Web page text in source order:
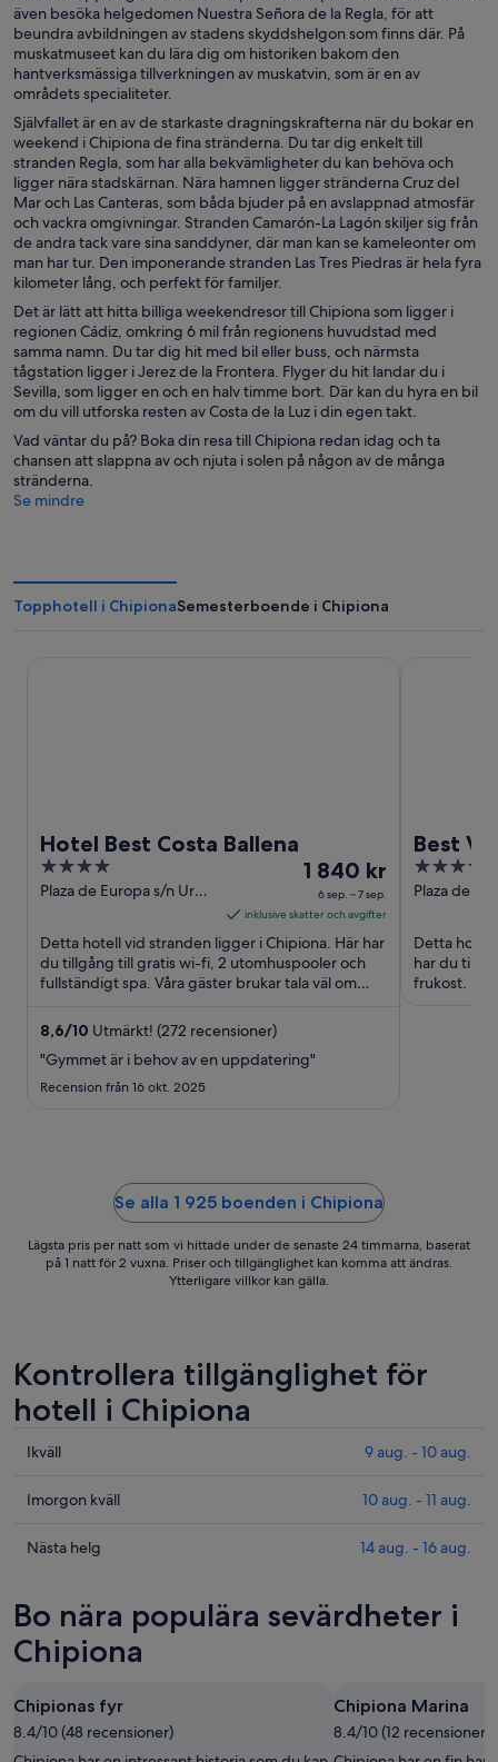
även besöka helgedomen Nuestra Señora de la Regla, för att
beundra avbildningen av stadens skyddshelgon som finns där. På
muskatmuseet kan du lära dig om historiken bakom den
hantverksmässiga tillverkningen av muskatvin, som är en av
områdets specialiteter.
Självfallet är en av de starkaste dragningskrafterna när du bokar en
weekend i Chipiona de fina stränderna. Du tar dig enkelt till
stranden Regla, som har alla bekvämligheter du kan behöva och
ligger nära stadskärnan. Nära hamnen ligger stränderna Cruz del
Mar och Las Canteras, som båda bjuder på en avslappnad atmosfär
och vackra omgivningar. Stranden Camarón-La Lagón skiljer sig från
de andra tack vare sina sanddyner, där man kan se kameleonter om
man har tur. Den imponerande stranden Las Tres Piedras är hela fyra
kilometer lång, och perfekt för familjer.
Det är lätt att hitta billiga weekendresor till Chipiona som ligger i
regionen Cádiz, omkring 6 mil från regionens huvudstad med
samma namn. Du tar dig hit med bil eller buss, och närmsta
tågstation ligger i Jerez de la Frontera. Flyger du hit landar du i
Sevilla, som ligger en och en halv timme bort. Där kan du hyra en bil
om du vill utforska resten av Costa de la Luz i din egen takt.
Vad väntar du på? Boka din resa till Chipiona redan idag och ta
chansen att slappna av och njuta i solen på någon av de många
stränderna.
Se mindre
Topphotell i ChipionaSemesterboende i Chipiona
Hotel Best Costa Ballena
4
out
5
Plaza de Europa s/n Urb.
Priset
1 840 kr
per
natt
mellan
och
1 840 kr
6 sep. – 7 sep.
inklusive skatter och avgifter
Detta hotell vid stranden ligger i Chipiona. Här har
du tillgång till gratis wi-fi, 2 utomhuspooler och
fullständigt spa. Våra gäster brukar tala väl om
8,6/10 Utmärkt! (272 recensioner)
"Gymmet är i behov av en uppdatering"
Recension från 16 okt. 2025
Best
4
out
5
Plaza de
Detta
har du
frukost. De
Se alla 1 925 boenden i Chipiona
Lägsta pris per natt som vi hittade under de senaste 24 timmarna, baserat
på 1 natt för 2 vuxna. Priser och tillgänglighet kan komma att ändras.
Ytterligare villkor kan gälla.
Kontrollera tillgänglighet för
hotell i Chipiona
Kolla
i
för
aug.
-
10
Ikväll 9 aug. - 10 aug.
Kolla
i
imorgon
natt,
10
-
11
aug.
Imorgon kväll 10 aug. - 11 aug.
Kolla
Chipiona
inför
nästa
14
aug.
Nästa helg 14 aug. - 16 aug.
Bo nära populära sevärdheter i
Chipiona
Chipionas fyr
8.4/10 (48 recensioner)
Chipiona Marina
8.4/10 (12 recensioner)